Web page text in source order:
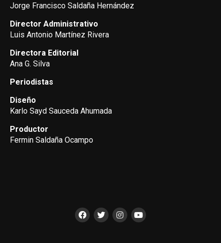
Jorge Francisco Saldaña Hernández
Director Administrativo
Luis Antonio Martínez Rivera
Directora Editorial
Ana G. Silva
Periodistas
Diseño
Karlo Sayd Sauceda Ahumada
Productor
Fermin Saldaña Ocampo